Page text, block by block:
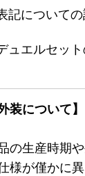
記についての
ュエルセッ
装について】
の生産時期
様が僅かに